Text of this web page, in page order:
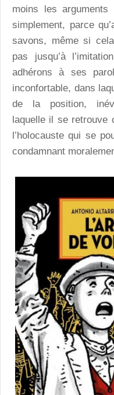
moins les arguments
simplement, parce
savons, même si
pas jusqu’à
adhérons à ses
inconfortable, dans
de la position,
laquelle il se retrouve
l’holocauste qui se
condamnant